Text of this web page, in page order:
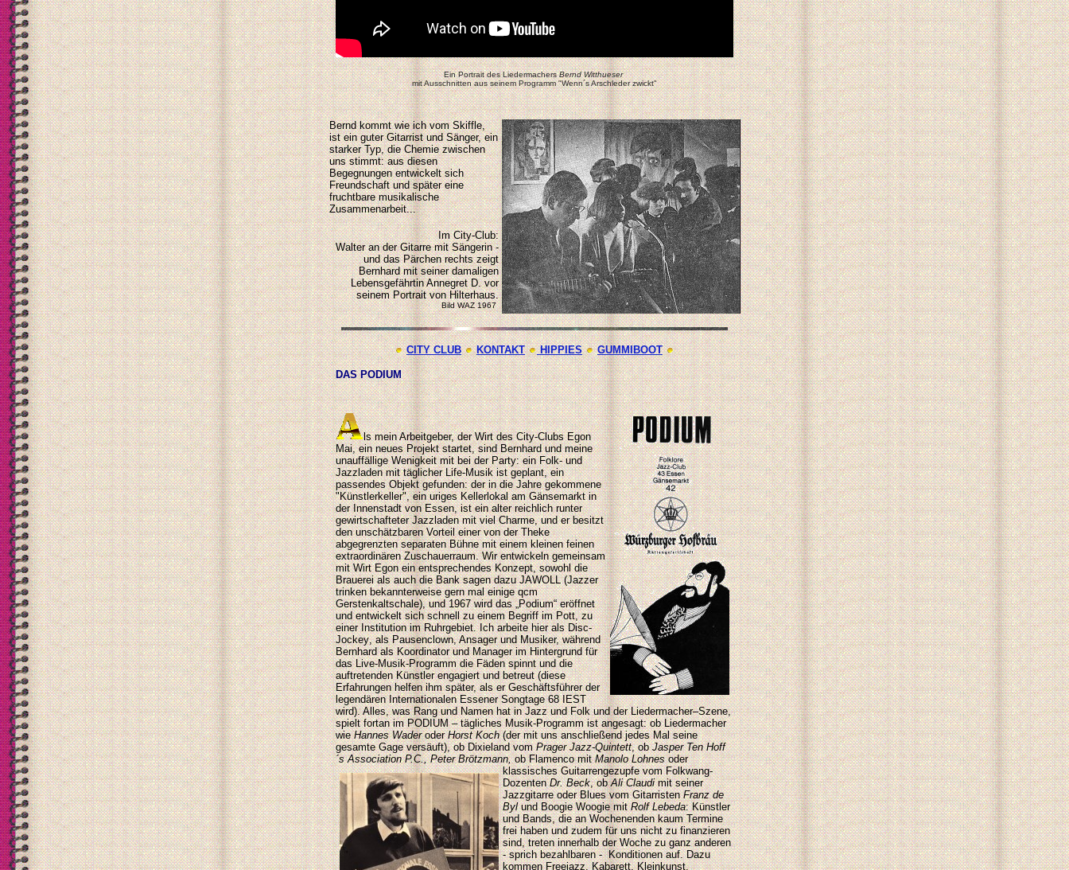
Ein Portrait des LiedermachersBernd Witthueser
mit Ausschnitten aus seinem Programm "Wenn´s Arschleder zwickt"
Bernd kommt wie ich vom Skiffle,
ist ein guter Gitarrist und Sänger, ein
starker Typ, die Chemie zwischen
uns stimmt: aus diesen
Begegnungen entwickelt sich
Freundschaft und später eine
fruchtbare musikalische
Zusammenarbeit...
Im City-Club:
Walter an der Gitarre mit Sängerin -
und das Pärchen rechts zeigt
Bernhard mit seiner damaligen
Lebensgefährtin Annegret D. vor
seinem Portrait von Hilterhaus.
Bild WAZ 1967
CITY CLUB KONTAKT HIPPIES GUMMIBOOT
DAS PODIUM
ls mein Arbeitgeber, der Wirt des City-Clubs Egon
Mai, ein neues Projekt startet, sind Bernhard und meine
unauffällige Wenigkeit mit bei der Party: ein Folk- und
Jazzladen mit täglicher Life-Musik ist geplant, ein
passendes Objekt gefunden: der in die Jahre gekommene
"Künstlerkeller", ein uriges Kellerlokal am Gänsemarkt in
der Innenstadt von Essen, ist ein alter reichlich runter
gewirtschafteter Jazzladen mit viel Charme, und er besitzt
den unschätzbaren Vorteil einer von der Theke
abgegrenzten separaten Bühne mit einem kleinen feinen
extraordinären Zuschauerraum. Wir entwickeln gemeinsam
mit Wirt Egon ein entsprechendes Konzept, sowohl die
Brauerei als auch die Bank sagen dazu JAWOLL (Jazzer
trinken bekannterweise gern mal einige qcm
Gerstenkaltschale), und 1967 wird das „Podium“ eröffnet
und entwickelt sich schnell zu einem Begriff im Pott, zu
einer Institution im Ruhrgebiet. Ich arbeite hier als Disc-
Jockey,als Pausenclown, Ansager und Musiker, während
Bernhard als Koordinator und Manager im Hintergrund für
das Live-Musik-Programm die Fäden spinnt und die
auftretenden Künstler engagiert und betreut (diese
Erfahrungen helfen ihm später, als er Geschäftsführer der
legendären Internationalen Essener Songtage 68 IEST
wird). Alles, was Rang und Namen hat in Jazz und Folk und der Liedermacher–Szene,
spielt fortan im PODIUM – tägliches Musik-Programm ist angesagt: ob Liedermacher
wieHannes WaderoderHorst Koch(der mit uns anschließend jedes Mal seine
gesamte Gage versäuft), ob Dixieland vomPrager Jazz-Quintett, obJasper Ten Hoff
´s Association P.C., Peter Brötzmann,ob Flamenco mitManolo Lohnes oder
klassisches Guitarrengezupfe vom Folkwang-
DozentenDr. Beck, obAli Claudimit seiner
Jazzgitarre oder Blues vom GitarristenFranz de
Bylund Boogie Woogie mitRolf Lebeda: Künstler
und Bands, die an Wochenenden kaum Termine
frei haben und zudem für uns nicht zu finanzieren
sind, treten innerhalb der Woche zu ganz anderen
- sprich bezahlbaren - Konditionen auf. Dazu
kommen Freejazz, Kabarett, Kleinkunst,